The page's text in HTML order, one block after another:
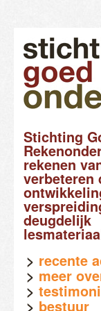
Stichting
rekenen
verbeteren
deugdelijk
recente
meer
bestuur